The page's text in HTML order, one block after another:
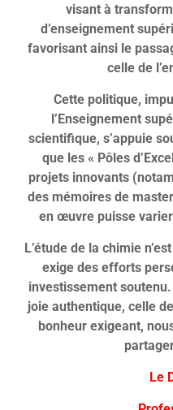
visant à
d’enseignement
favorisant ainsi le
celle de
Cette politique,
l’Enseignement
scientifique, s’appuie
que les « Pôles
projets innovants
des mémoires de
en œuvre puisse
L’étude de la chimie
exige des efforts
investissement
joie authentique, celle
bonheur exigeant,
Le